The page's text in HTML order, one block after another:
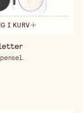
I KURV